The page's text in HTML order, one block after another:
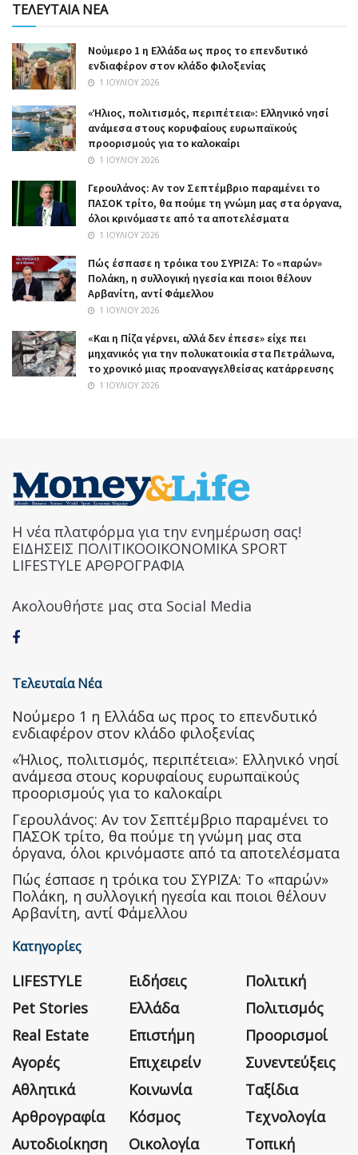
ΤΕΛΕΥΤΑΙΑ ΝΕΑ
Nούμερο 1 η Ελλάδα ως προς το επενδυτικό
ενδιαφέρον στον κλάδο φιλοξενίας
1 ΙΟΥΛΊΟΥ 2026
«Ήλιος, πολιτισμός, περιπέτεια»: Ελληνικό νησί
ανάμεσα στους κορυφαίους ευρωπαϊκούς
προορισμούς για το καλοκαίρι
1 ΙΟΥΛΊΟΥ 2026
Γερουλάνος: Αν τον Σεπτέμβριο παραμένει το
ΠΑΣΟΚ τρίτο, θα πούμε τη γνώμη μας στα όργανα,
όλοι κρινόμαστε από τα αποτελέσματα
1 ΙΟΥΛΊΟΥ 2026
Πώς έσπασε η τρόικα του ΣΥΡΙΖΑ: Το «παρών»
Πολάκη, η συλλογική ηγεσία και ποιοι θέλουν
Αρβανίτη, αντί Φάμελλου
1 ΙΟΥΛΊΟΥ 2026
«Και η Πίζα γέρνει, αλλά δεν έπεσε» είχε πει
μηχανικός για την πολυκατοικία στα Πετράλωνα,
το χρονικό μιας προαναγγελθείσας κατάρρευσης
1 ΙΟΥΛΊΟΥ 2026
Η νέα πλατφόρμα για την ενημέρωση σας!
ΕΙΔΗΣΕΙΣ ΠΟΛΙΤΙΚΟΟΙΚΟΝΟΜΙΚΑ SPORT
LIFESTYLE ΑΡΘΡΟΓΡΑΦΙΑ
Ακολουθήστε μας στα Social Media
Τελευταία Νέα
Nούμερο 1 η Ελλάδα ως προς το επενδυτικό
ενδιαφέρον στον κλάδο φιλοξενίας
«Ήλιος, πολιτισμός, περιπέτεια»: Ελληνικό νησί
ανάμεσα στους κορυφαίους ευρωπαϊκούς
προορισμούς για το καλοκαίρι
Γερουλάνος: Αν τον Σεπτέμβριο παραμένει το
ΠΑΣΟΚ τρίτο, θα πούμε τη γνώμη μας στα
όργανα, όλοι κρινόμαστε από τα αποτελέσματα
Πώς έσπασε η τρόικα του ΣΥΡΙΖΑ: Το «παρών»
Πολάκη, η συλλογική ηγεσία και ποιοι θέλουν
Αρβανίτη, αντί Φάμελλου
Κατηγορίες
LIFESTYLE
Pet Stories
Real Estate
Αγορές
Αθλητικά
Αρθρογραφία
Αυτοδιοίκηση
Ειδήσεις
Ελλάδα
Επιστήμη
Επιχειρείν
Κοινωνία
Κόσμος
Οικολογία
Πολιτική
Πολιτισμός
Προορισμοί
Συνεντεύξεις
Ταξίδια
Τεχνολογία
Τοπική